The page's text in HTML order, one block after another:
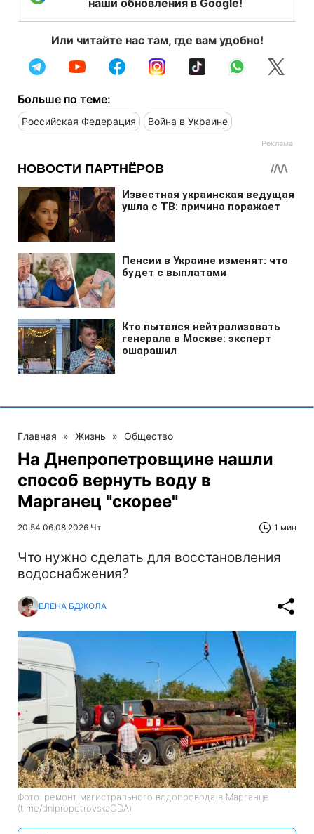
Или читайте нас там, где вам удобно!
Больше по теме:
Российская Федерация Война в Украине
Главная » Жизнь » Общество
На Днепропетровщине нашли
способ вернуть воду в
Марганец "скорее"
20:54 06.08.2026 Чт 1 мин
Что нужно сделать для восстановления
водоснабжения?
ЕЛЕНА БДЖОЛА
Фото: ремонт магистрального водопровода в Марганце
(t.me/dnipropetrovskaODA)